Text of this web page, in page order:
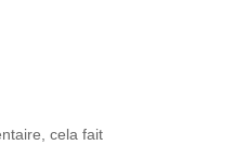
cela fait